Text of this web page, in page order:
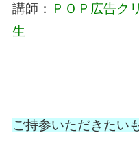
講師：
ＰＯＰ広告
生
ご持参いただきたい